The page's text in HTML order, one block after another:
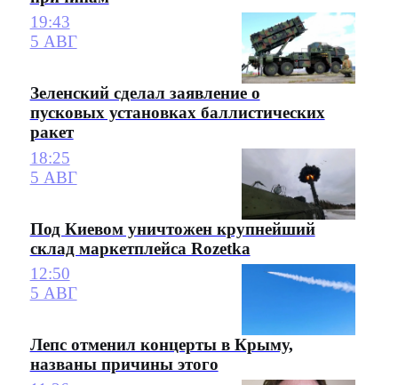
19:43
5 АВГ
Зеленский сделал заявление о
пусковых установках баллистических
ракет
18:25
5 АВГ
Под Киевом уничтожен крупнейший
склад маркетплейса Rozetka
12:50
5 АВГ
Лепс отменил концерты в Крыму,
названы причины этого